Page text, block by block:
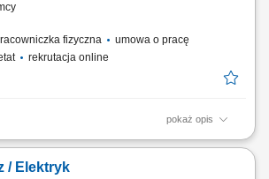
fizyczna
umowa o pracę
rekrutacja online
pokaż opis
metodą MAG oraz sczepianie dużych i małych
konstrukcji, kontrola jakości wykonanych
/ Elektryk